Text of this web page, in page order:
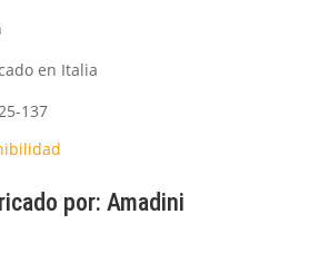
en Italia
137
por: Amadini